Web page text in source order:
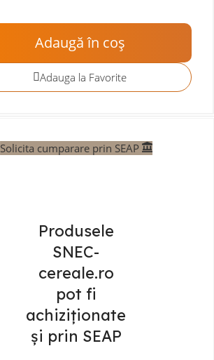
Adaugă în coș
Adauga la Favorite
Solicita cumparare prin SEAP
Produsele
SNEC-
cereale.ro
pot fi
achiziționate
și prin SEAP